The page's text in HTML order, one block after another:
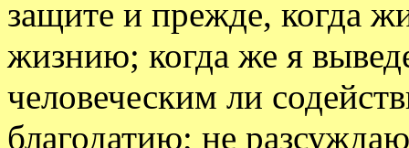
защите и прежде, когда
жизнию; когда же я
человеческим ли
благодатию; не